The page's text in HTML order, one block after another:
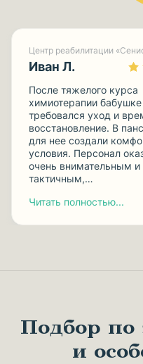
Центр реабилитации
Иван Л.
После тяжелого курса
химиотерапии бабушке
требовался уход и
восстановление. В
для нее создали
условия. Персонал
очень внимательным и
тактичным,…
Читать полностью...
Подбор по
и